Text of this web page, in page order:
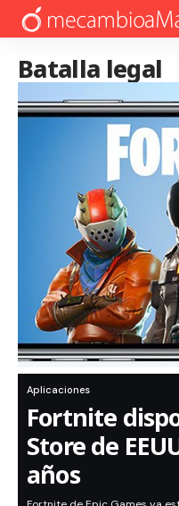
Batalla legal
Aplicaciones
Fortnite
Store de
años